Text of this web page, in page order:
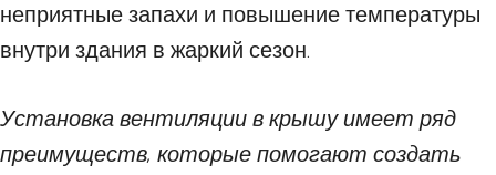
неприятные запахи и повышение температуры
внутри здания в жаркий сезон.
Установка вентиляции в крышу имеет ряд
преимуществ, которые помогают создать